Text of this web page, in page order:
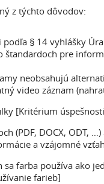
z týchto dôvodov:
§ 14 vyhlášky
pre
neobsahujú
video záznam
[Kritérium
(PDF, DOCX, ODT,
a vzájomné
sa farba používa ako
farieb]